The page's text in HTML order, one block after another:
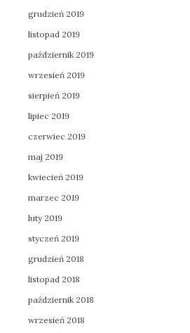
grudzień 2019
listopad 2019
październik 2019
wrzesień 2019
sierpień 2019
lipiec 2019
czerwiec 2019
maj 2019
kwiecień 2019
marzec 2019
luty 2019
styczeń 2019
grudzień 2018
listopad 2018
październik 2018
wrzesień 2018